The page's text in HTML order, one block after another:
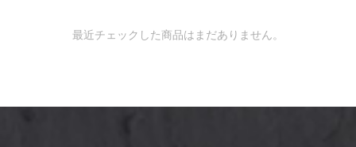
最近チェックした商品はまだありません。